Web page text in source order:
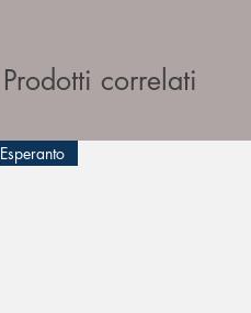
Prodotti correlati
Esperanto